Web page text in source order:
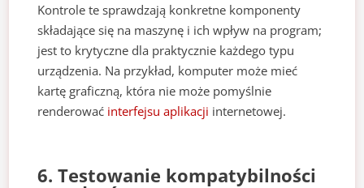
Kontrole te sprawdzają konkretne komponenty
składające się na maszynę i ich wpływ na program;
jest to krytyczne dla praktycznie każdego typu
urządzenia. Na przykład, komputer może mieć
kartę graficzną, która nie może pomyślnie
renderować interfejsu aplikacji internetowej.
6. Testowanie kompatybilności